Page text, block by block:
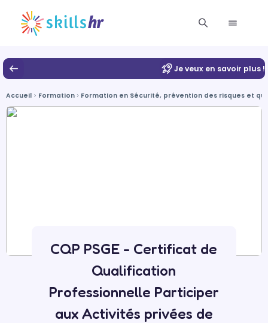
Je veux en savoir plus !
Accueil Formation Formation en Sécurité, prévention des risques et
CQP PSGE - Certificat de
Qualification
Professionnelle Participer
aux Activités privées de